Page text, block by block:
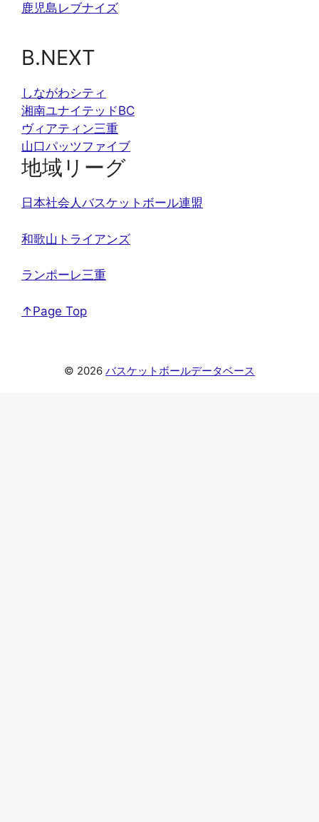
鹿児島レブナイズ
B.NEXT
しながわシティ
湘南ユナイテッドBC
ヴィアティン三重
山口パッツファイブ
地域リーグ
日本社会人バスケットボール連盟
和歌山トライアンズ
ランポーレ三重
↑Page Top
© 2026 バスケットボールデータベース